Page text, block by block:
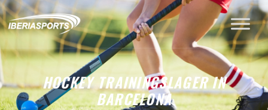
HOCKEY TRAININGSLAGER IN
BARCELONA